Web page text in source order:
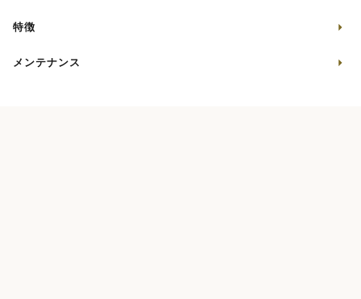
特徴
メンテナンス